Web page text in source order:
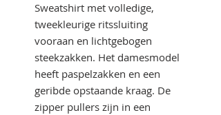
Sweatshirt met volledige,
tweekleurige ritssluiting
vooraan en lichtgebogen
steekzakken. Het damesmodel
heeft paspelzakken en een
geribde opstaande kraag. De
zipper pullers zijn in een